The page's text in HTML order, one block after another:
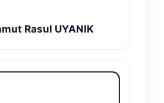
Rasul UYANIK